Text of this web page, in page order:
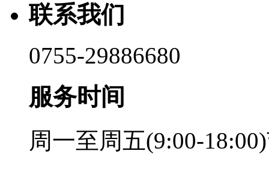
联系我们
0755-29886680
服务时间
周一至周五(9:00-